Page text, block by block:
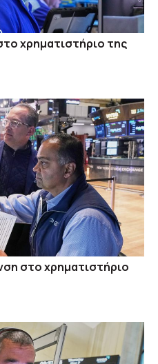
χρηματιστήριο της
στο χρηματιστήριο